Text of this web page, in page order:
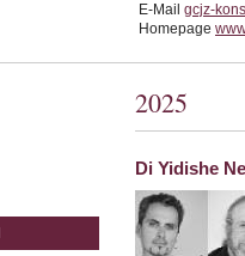
E-Mail gcjz-
Homepage
2025
Di Yidishe